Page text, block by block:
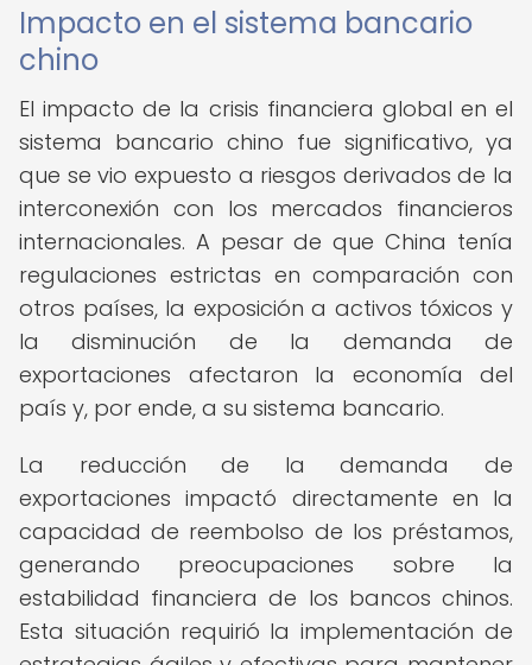
Impacto en el sistema bancario
chino
El impacto de la crisis financiera global en el
sistema bancario chino fue significativo, ya
que se vio expuesto a riesgos derivados de la
interconexión con los mercados financieros
internacionales. A pesar de que China tenía
regulaciones estrictas en comparación con
otros países, la exposición a activos tóxicos y
la disminución de la demanda de
exportaciones afectaron la economía del
país y, por ende, a su sistema bancario.
La reducción de la demanda de
exportaciones impactó directamente en la
capacidad de reembolso de los préstamos,
generando preocupaciones sobre la
estabilidad financiera de los bancos chinos.
Esta situación requirió la implementación de